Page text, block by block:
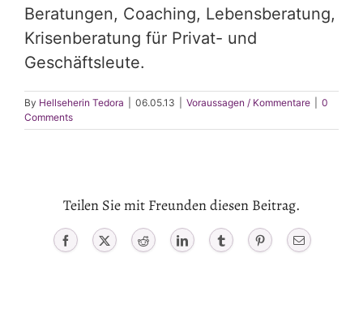
Beratungen, Coaching, Lebensberatung,
Krisenberatung für Privat- und
Geschäftsleute.
By Hellseherin Tedora 06.05.13 Voraussagen / Kommentare
0
Comments
Teilen Sie mit Freunden diesen Beitrag.
Facebook X Reddit LinkedIn Tumblr PinterestEmail